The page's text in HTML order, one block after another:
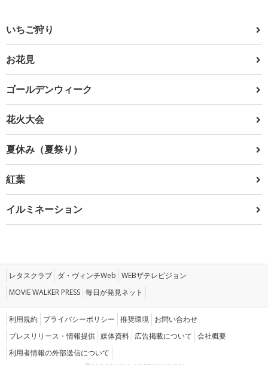
いちご狩り
お花見
ゴールデンウィーク
花火大会
夏休み（夏祭り）
紅葉
イルミネーション
レタスクラブ ダ・ヴィンチWeb WEBザテレビジョン
MOVIE WALKER PRESS 毎日が発見ネット
利用規約 プライバシーポリシー 推奨環境 お問い合わせ
プレスリリース・情報提供 媒体資料 広告掲載について 会社概要
利用者情報の外部送信について